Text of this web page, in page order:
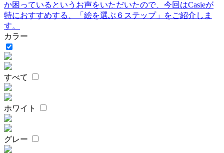
か困っているというお声をいただいたので、今回はCasieが
特におすすめする、「絵を選ぶ６ステップ」をご紹介しま
す。
カラー
すべて
ホワイト
グレー